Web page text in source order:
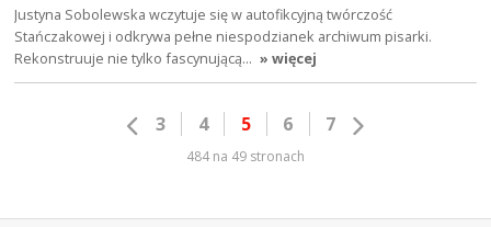
Justyna Sobolewska wczytuje się w autofikcyjną twórczość
Stańczakowej i odkrywa pełne niespodzianek archiwum pisarki.
Rekonstruuje nie tylko fascynującą… » więcej
3 4 5 6 7
484 na 49 stronach